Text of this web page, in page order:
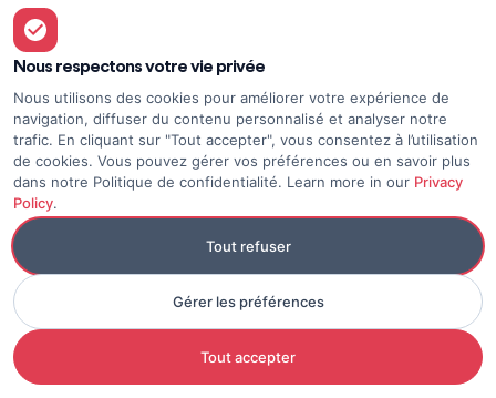
La communauté Elium - un espace
d'apprentissage
Afin d’assurer une bonne adoption de la
plateforme et d’accompagner les équipes
dans leur utilisation d’Elium, la direction des
systèmes d’information de VINCI Energies a
créé un espace dédié qui sert désormais de
communauté de partage et d’apprentissage
pour l’ensemble des utilisateurs.
Nous respectons votre vie privée
Nous utilisons des cookies pour améliorer votre expérience de
navigation, diffuser du contenu personnalisé et analyser notre
trafic. En cliquant sur "Tout accepter", vous consentez à l’utilisation
de cookies. Vous pouvez gérer vos préférences ou en savoir plus
dans notre Politique de confidentialité. Learn more in our Privacy
Policy.
Tout refuser
Gérer les préférences
Tout accepter